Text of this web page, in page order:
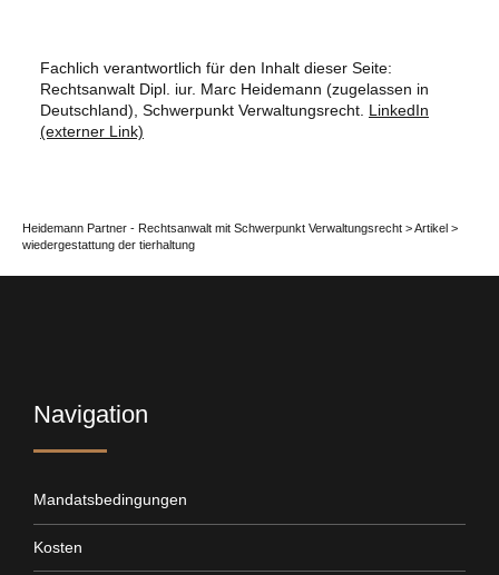
Fachlich verantwortlich für den Inhalt dieser Seite:
Rechtsanwalt Dipl. iur. Marc Heidemann (zugelassen in
Deutschland), Schwerpunkt Verwaltungsrecht. LinkedIn
(externer Link)
Heidemann Partner - Rechtsanwalt mit Schwerpunkt Verwaltungsrecht >Artikel >
wiedergestattung der tierhaltung
Navigation
Mandatsbedingungen
Kosten